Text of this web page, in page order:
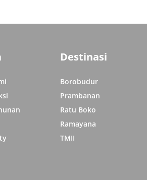
Destinasi
Borobudur
Prambanan
Ratu Boko
Ramayana
TMII